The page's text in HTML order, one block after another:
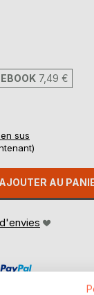
EBOOK 7,49 €
sus
AJOUTER AU